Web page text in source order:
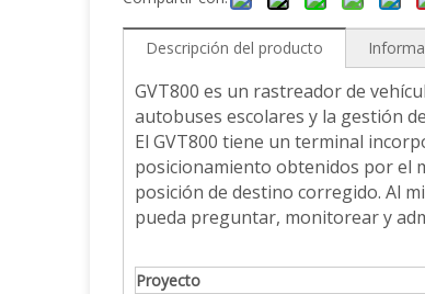
Descripción del producto
GVT800 es un rastreador de
autobuses escolares y la gestión
El GVT800 tiene un terminal
posicionamiento obtenidos por el
posición de destino corregido. Al
pueda preguntar, monitorear y
Proyecto